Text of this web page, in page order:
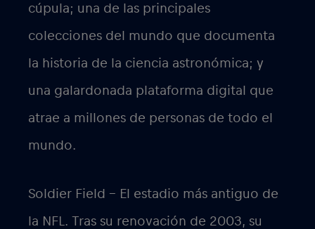
cúpula; una de las principales
colecciones del mundo que documenta
la historia de la ciencia astronómica; y
una galardonada plataforma digital que
atrae a millones de personas de todo el
mundo.
Soldier Field – El estadio más antiguo de
la NFL. Tras su renovación de 2003, su